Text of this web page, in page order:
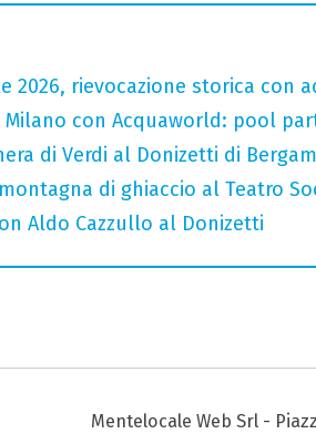
2026, rievocazione storica con
Milano con Acquaworld: pool
di Verdi al Donizetti di
di ghiaccio al Teatro
Aldo Cazzullo al Donizetti
Mentelocale Web Srl -